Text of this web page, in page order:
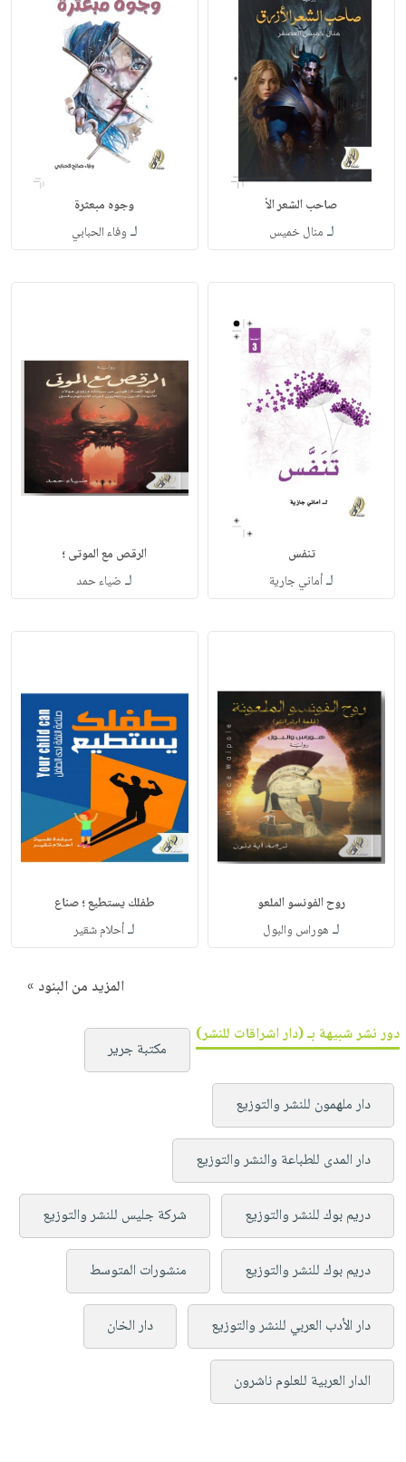
صاحب‭ ‬الشعر‭ ‬الأ
لـ منال‭ ‬خميس
وجوه‭ ‬مبعثرة
لـ وفاء‭ ‬الحبابي
تنفس
لـأماني جارية
الرقص مع الموتى ؛
لـ ضياء حمد
روح الفونسو الملعو
لـ هوراس والبول
طفلك يستطيع ؛ صناع
لـأحلام شقير
المزيد من البنود »
دور نشر شبيهة بـ (دار اشراقات للنشر)
مكتبة جرير
دار ملهمون للنشر والتوزيع
دار المدى للطباعة والنشر والتوزيع
دريم بوك للنشر والتوزيع شركة جليس للنشر والتوزيع
دريم بوك للنشر والتوزيع منشورات المتوسط
دار الأدب العربي للنشر والتوزيع دار الخان
الدار العربية للعلوم ناشرون